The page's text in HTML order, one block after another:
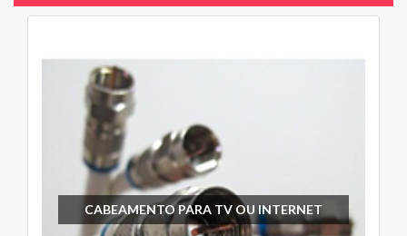
CABEAMENTO PARA TV OU INTERNET